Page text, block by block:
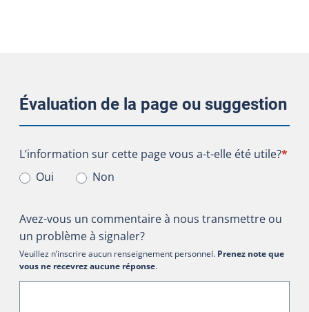
Évaluation de la page ou suggestion
L’information sur cette page vous a-t-elle été utile?
L’information sur cette page vous a-t-elle été utile?*
Oui
Non
Avez-vous un commentaire à nous transmettre ou
un problème à signaler?
Veuillez n’inscrire aucun renseignement personnel. Prenez note que
vous ne recevrez aucune réponse.